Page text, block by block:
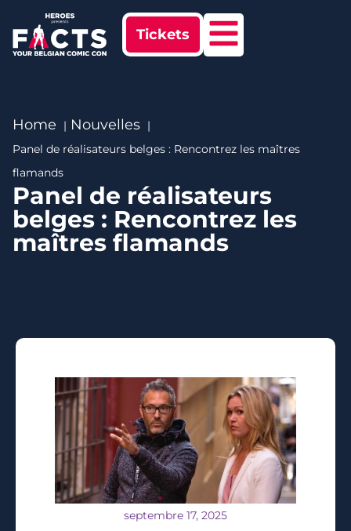
Tickets
Home Nouvelles
Panel de réalisateurs belges : Rencontrez les maîtres
flamands
Panel de réalisateurs
belges : Rencontrez les
maîtres flamands
septembre 17, 2025